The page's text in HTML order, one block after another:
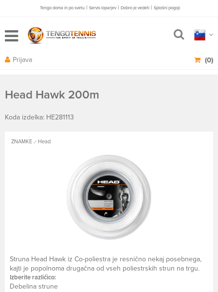
Tengo doma in po svetu | Servis loparjev | Dobro je vedeti | Splošni pogoji
(0)
Prijava
Head Hawk 200m
Koda izdelka: HE281113
ZNAMKE Head
Struna Head Hawk iz Co-poliestra je resnično nekaj posebnega,
kajti je popolnoma drugačna od vseh poliestrskih strun na trgu.
Izberite različico:
Debelina strune